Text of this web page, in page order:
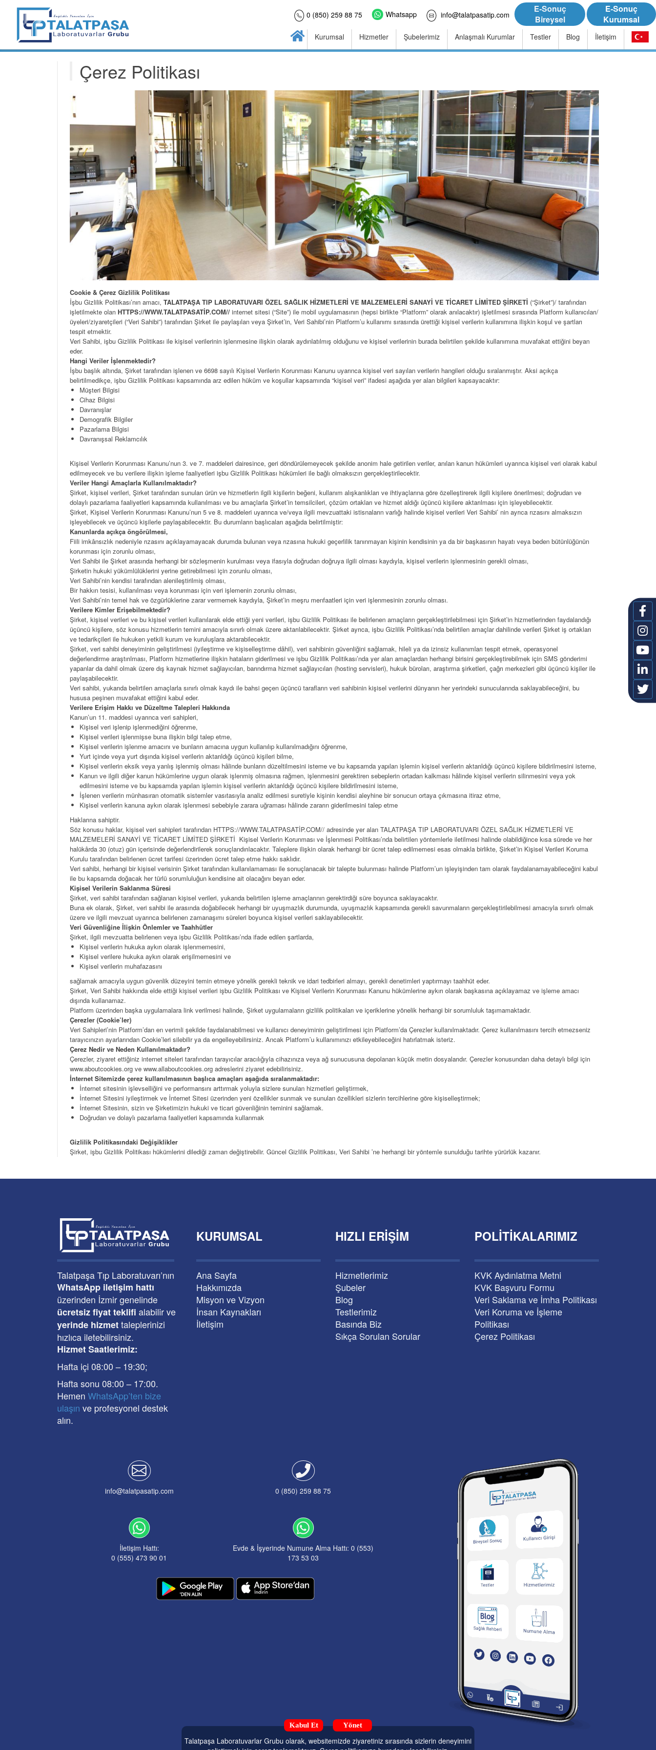
0 (850) 259 88 75 Whatsapp info@talatpasatip.com
E-Sonuç
Bireysel
E-Sonuç
Kurumsal
Kurumsal Hizmetler Şubelerimiz Anlaşmalı Kurumlar Testler Blog İletişim
Talatpaşa Laboratuvarlar Grubu olarak, websitemizde ziyaretiniz sırasında sizlerin deneyimini
Yönet
Kabul Et
Çerez Politikası
Cookie & Çerez Gizlilik Politikası
İşbu Gizlilik Politikası’nın amacı, TALATPAŞA TIP LABORATUVARI ÖZEL SAĞLIK HİZMETLERİ VE MALZEMELERİ SANAYİ VE TİCARET LİMİTED ŞİRKETİ (“Şirket”)/ tarafından
işletilmekte olan HTTPS://WWW.TALATPASATİP.COM// internet sitesi (“Site”) ile mobil uygulamasının (hepsi birlikte “Platform” olarak anılacaktır) işletilmesi sırasında Platform kullanıcıları/
üyeleri/ziyaretçileri (“Veri Sahibi”) tarafından Şirket ile paylaşılan veya Şirket’in, Veri Sahibi’nin Platform’u kullanımı sırasında ürettiği kişisel verilerin kullanımına ilişkin koşul ve şartları
tespit etmektir.
Veri Sahibi, işbu Gizlilik Politikası ile kişisel verilerinin işlenmesine ilişkin olarak aydınlatılmış olduğunu ve kişisel verilerinin burada belirtilen şekilde kullanımına muvafakat ettiğini beyan
eder.
Hangi Veriler İşlenmektedir?
İşbu başlık altında, Şirket tarafından işlenen ve 6698 sayılı Kişisel Verilerin Korunması Kanunu uyarınca kişisel veri sayılan verilerin hangileri olduğu sıralanmıştır. Aksi açıkça
belirtilmedikçe, işbu Gizlilik Politikası kapsamında arz edilen hüküm ve koşullar kapsamında “kişisel veri” ifadesi aşağıda yer alan bilgileri kapsayacaktır:
Müşteri Bilgisi
Cihaz Bilgisi
Davranışlar
Demografik Bilgiler
Pazarlama Bilgisi
Davranışsal Reklamcılık
Kişisel Verilerin Korunması Kanunu’nun 3. ve 7. maddeleri dairesince, geri döndürülemeyecek şekilde anonim hale getirilen veriler, anılan kanun hükümleri uyarınca kişisel veri olarak kabul
edilmeyecek ve bu verilere ilişkin işleme faaliyetleri işbu Gizlilik Politikası hükümleri ile bağlı olmaksızın gerçekleştirilecektir.
Veriler Hangi Amaçlarla Kullanılmaktadır?
Şirket, kişisel verileri, Şirket tarafından sunulan ürün ve hizmetlerin ilgili kişilerin beğeni, kullanım alışkanlıkları ve ihtiyaçlarına göre özelleştirerek ilgili kişilere önerilmesi; doğrudan ve
dolaylı pazarlama faaliyetleri kapsamında kullanılması ve bu amaçlarla Şirket’in temsilcileri, çözüm ortakları ve hizmet aldığı üçüncü kişilere aktarılması için işleyebilecektir.
Şirket, Kişisel Verilerin Korunması Kanunu’nun 5 ve 8. maddeleri uyarınca ve/veya ilgili mevzuattaki istisnaların varlığı halinde kişisel verileri Veri Sahibi’ nin ayrıca rızasını almaksızın
işleyebilecek ve üçüncü kişilerle paylaşabilecektir. Bu durumların başlıcaları aşağıda belirtilmiştir:
Kanunlarda açıkça öngörülmesi,
Fiili imkânsızlık nedeniyle rızasını açıklayamayacak durumda bulunan veya rızasına hukuki geçerlilik tanınmayan kişinin kendisinin ya da bir başkasının hayatı veya beden bütünlüğünün
korunması için zorunlu olması,
Veri Sahibi ile Şirket arasında herhangi bir sözleşmenin kurulması veya ifasıyla doğrudan doğruya ilgili olması kaydıyla, kişisel verilerin işlenmesinin gerekli olması,
Şirketin hukuki yükümlülüklerini yerine getirebilmesi için zorunlu olması,
Veri Sahibi’nin kendisi tarafından alenileştirilmiş olması,
Bir hakkın tesisi, kullanılması veya korunması için veri işlemenin zorunlu olması,
Veri Sahibi’nin temel hak ve özgürlüklerine zarar vermemek kaydıyla, Şirket’in meşru menfaatleri için veri işlenmesinin zorunlu olması.
Verilere Kimler Erişebilmektedir?
Şirket, kişisel verileri ve bu kişisel verileri kullanılarak elde ettiği yeni verileri, işbu Gizlilik Politikası ile belirlenen amaçların gerçekleştirilebilmesi için Şirket’in hizmetlerinden faydalandığı
üçüncü kişilere, söz konusu hizmetlerin temini amacıyla sınırlı olmak üzere aktarılabilecektir. Şirket ayrıca, işbu Gizlilik Politikası’nda belirtilen amaçlar dahilinde verileri Şirket iş ortakları
ve tedarikçileri ile hukuken yetkili kurum ve kuruluşlara aktarabilecektir.
Şirket, veri sahibi deneyiminin geliştirilmesi (iyileştirme ve kişiselleştirme dâhil), veri sahibinin güvenliğini sağlamak, hileli ya da izinsiz kullanımları tespit etmek, operasyonel
değerlendirme araştırılması, Platform hizmetlerine ilişkin hataların giderilmesi ve işbu Gizlilik Politikası’nda yer alan amaçlardan herhangi birisini gerçekleştirebilmek için SMS gönderimi
yapanlar da dahil olmak üzere dış kaynak hizmet sağlayıcıları, barındırma hizmet sağlayıcıları (hosting servisleri), hukuk büroları, araştırma şirketleri, çağrı merkezleri gibi üçüncü kişiler ile
paylaşabilecektir.
Veri sahibi, yukarıda belirtilen amaçlarla sınırlı olmak kaydı ile bahsi geçen üçüncü tarafların veri sahibinin kişisel verilerini dünyanın her yerindeki sunucularında saklayabileceğini, bu
hususa peşinen muvafakat ettiğini kabul eder.
Verilere Erişim Hakkı ve Düzeltme Talepleri Hakkında
Kanun’un 11. maddesi uyarınca veri sahipleri,
Kişisel veri işlenip işlenmediğini öğrenme,
Kişisel verileri işlenmişse buna ilişkin bilgi talep etme,
Kişisel verilerin işlenme amacını ve bunların amacına uygun kullanılıp kullanılmadığını öğrenme,
Yurt içinde veya yurt dışında kişisel verilerin aktarıldığı üçüncü kişileri bilme,
Kişisel verilerin eksik veya yanlış işlenmiş olması hâlinde bunların düzeltilmesini isteme ve bu kapsamda yapılan işlemin kişisel verilerin aktarıldığı üçüncü kişilere bildirilmesini isteme,
Kanun ve ilgili diğer kanun hükümlerine uygun olarak işlenmiş olmasına rağmen, işlenmesini gerektiren sebeplerin ortadan kalkması hâlinde kişisel verilerin silinmesini veya yok
edilmesini isteme ve bu kapsamda yapılan işlemin kişisel verilerin aktarıldığı üçüncü kişilere bildirilmesini isteme,
İşlenen verilerin münhasıran otomatik sistemler vasıtasıyla analiz edilmesi suretiyle kişinin kendisi aleyhine bir sonucun ortaya çıkmasına itiraz etme,
Kişisel verilerin kanuna aykırı olarak işlenmesi sebebiyle zarara uğraması hâlinde zararın giderilmesini talep etme
Haklarına sahiptir.
Söz konusu haklar, kişisel veri sahipleri tarafından HTTPS://WWW.TALATPASATİP.COM// adresinde yer alan TALATPAŞA TIP LABORATUVARI ÖZEL SAĞLIK HİZMETLERİ VE
MALZEMELERİ SANAYİ VE TİCARET LİMİTED ŞİRKETİ Kişisel Verilerin Korunması ve İşlenmesi Politikası’nda belirtilen yöntemlerle iletilmesi halinde olabildiğince kısa sürede ve her
halükârda 30 (otuz) gün içerisinde değerlendirilerek sonuçlandırılacaktır. Taleplere ilişkin olarak herhangi bir ücret talep edilmemesi esas olmakla birlikte, Şirket’in Kişisel Verileri Koruma
Kurulu tarafından belirlenen ücret tarifesi üzerinden ücret talep etme hakkı saklıdır.
Veri sahibi, herhangi bir kişisel verisinin Şirket tarafından kullanılamaması ile sonuçlanacak bir talepte bulunması halinde Platform’un işleyişinden tam olarak faydalanamayabileceğini kabul
ile bu kapsamda doğacak her türlü sorumluluğun kendisine ait olacağını beyan eder.
Kişisel Verilerin Saklanma Süresi
Şirket, veri sahibi tarafından sağlanan kişisel verileri, yukarıda belirtilen işleme amaçlarının gerektirdiği süre boyunca saklayacaktır.
Buna ek olarak, Şirket, veri sahibi ile arasında doğabilecek herhangi bir uyuşmazlık durumunda, uyuşmazlık kapsamında gerekli savunmaların gerçekleştirilebilmesi amacıyla sınırlı olmak
üzere ve ilgili mevzuat uyarınca belirlenen zamanaşımı süreleri boyunca kişisel verileri saklayabilecektir.
Veri Güvenliğine İlişkin Önlemler ve Taahhütler
Şirket, ilgili mevzuatta belirlenen veya işbu Gizlilik Politikası’nda ifade edilen şartlarda,
Kişisel verilerin hukuka aykırı olarak işlenmemesini,
Kişisel verilere hukuka aykırı olarak erişilmemesini ve
Kişisel verilerin muhafazasını
sağlamak amacıyla uygun güvenlik düzeyini temin etmeye yönelik gerekli teknik ve idari tedbirleri almayı, gerekli denetimleri yaptırmayı taahhüt eder.
Şirket, Veri Sahibi hakkında elde ettiği kişisel verileri işbu Gizlilik Politikası ve Kişisel Verilerin Korunması Kanunu hükümlerine aykırı olarak başkasına açıklayamaz ve işleme amacı
dışında kullanamaz.
Platform üzerinden başka uygulamalara link verilmesi halinde, Şirket uygulamaların gizlilik politikaları ve içeriklerine yönelik herhangi bir sorumluluk taşımamaktadır.
Çerezler (Cookie’ler)
Veri Sahipleri’nin Platform’dan en verimli şekilde faydalanabilmesi ve kullanıcı deneyiminin geliştirilmesi için Platform’da Çerezler kullanılmaktadır. Çerez kullanılmasını tercih etmezseniz
tarayıcınızın ayarlarından Cookie’leri silebilir ya da engelleyebilirsiniz. Ancak Platform’u kullanımınızı etkileyebileceğini hatırlatmak isteriz.
Çerez Nedir ve Neden Kullanılmaktadır?
Çerezler, ziyaret ettiğiniz internet siteleri tarafından tarayıcılar aracılığıyla cihazınıza veya ağ sunucusuna depolanan küçük metin dosyalarıdır. Çerezler konusundan daha detaylı bilgi için
www.aboutcookies.org ve www.allaboutcookies.org adreslerini ziyaret edebilirisiniz.
İnternet Sitemizde çerez kullanılmasının başlıca amaçları aşağıda sıralanmaktadır:
İnternet sitesinin işlevselliğini ve performansını arttırmak yoluyla sizlere sunulan hizmetleri geliştirmek,
İnternet Sitesini iyileştirmek ve İnternet Sitesi üzerinden yeni özellikler sunmak ve sunulan özellikleri sizlerin tercihlerine göre kişiselleştirmek;
İnternet Sitesinin, sizin ve Şirketimizin hukuki ve ticari güvenliğinin teminini sağlamak.
Doğrudan ve dolaylı pazarlama faaliyetleri kapsamında kullanmak
Gizlilik Politikasındaki Değişiklikler
Şirket, işbu Gizlilik Politikası hükümlerini dilediği zaman değiştirebilir. Güncel Gizlilik Politikası, Veri Sahibi ’ne herhangi bir yöntemle sunulduğu tarihte yürürlük kazanır.
Talatpaşa Tıp Laboratuvarı’nın
WhatsApp iletişim hattı
üzerinden İzmir genelinde
ücretsiz fiyat teklifi alabilir ve
yerinde hizmettaleplerinizi
hızlıca iletebilirsiniz.
Hizmet Saatlerimiz:
Hafta içi 08:00 – 19:30;
Hafta sonu 08:00 – 17:00.
Hemen WhatsApp’ten bize
ulaşın ve profesyonel destek
alın.
KURUMSAL
Ana Sayfa
Hakkımızda
Misyon ve Vizyon
İnsan Kaynakları
İletişim
HIZLI ERIŞIM
Hizmetlerimiz
Şubeler
Blog
Testlerimiz
Basında Biz
Sıkça Sorulan Sorular
POLITIKALARIMIZ
KVK Aydınlatma Metni
KVK Başvuru Formu
Veri Saklama ve İmha Politikası
Veri Koruma ve İşleme
Politikası
Çerez Politikası
info@talatpasatip.com 0 (850) 259 88 75
İletişim Hattı:
0 (555) 473 90 01
Evde & İşyerinde Numune Alma Hattı: 0 (553)
173 53 03